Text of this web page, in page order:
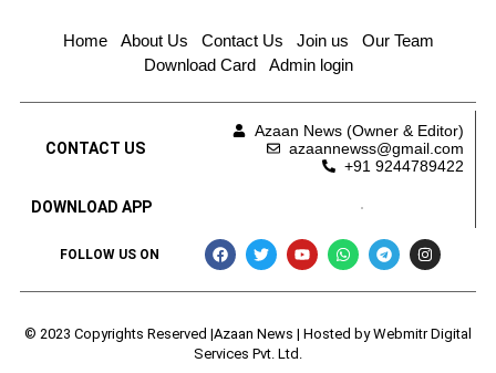
Home About Us Contact Us Join us
Our Team
Download Card
Admin login
CONTACT US
Azaan News (Owner & Editor)
azaannewss@gmail.com
+91 9244789422
DOWNLOAD APP
FOLLOW US ON
© 2023 Copyrights Reserved |Azaan News | Hosted byWebmitr Digital
Services Pvt. Ltd.